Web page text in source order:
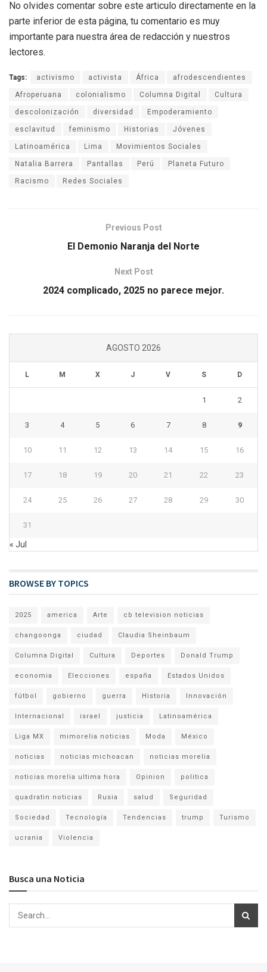
No olvides comentar sobre este articulo directamente en la
parte inferior de esta página, tu comentario es muy
importante para nuestra área de redacción y nuestros
lectores.
Tags: activismo activista África afrodescendientes
Afroperuana colonialismo Columna Digital Cultura
descolonización diversidad Empoderamiento
esclavitud feminismo Historias Jóvenes
Latinoamérica Lima Movimientos Sociales
Natalia Barrera Pantallas Perú Planeta Futuro
Racismo Redes Sociales
Previous Post
El Demonio Naranja del Norte
Next Post
2024 complicado, 2025 no parece mejor.
AGOSTO 2026
L M X J V S D
1 2
3 4 5 6 7 8 9
10 11 12 13 14 15 16
17 18 19 20 21 22 23
24 25 26 27 28 29 30
31
« Jul
BROWSE BY TOPICS
2025 america Arte cb television noticias
changoonga ciudad Claudia Sheinbaum
Columna Digital Cultura Deportes Donald Trump
economia Elecciones españa Estados Unidos
fútbol gobierno guerra Historia Innovación
Internacional israel justicia Latinoamérica
Liga MX mimorelia noticias Moda México
noticias noticias michoacan noticias morelia
noticias morelia ultima hora Opinion politica
quadratin noticias Rusia salud Seguridad
Sociedad Tecnología Tendencias trump Turismo
ucrania Violencia
Busca una Noticia